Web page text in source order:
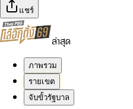
แชร์
ล่าสุด
ภาพรวม
รายเขต
จับขั้วรัฐบาล